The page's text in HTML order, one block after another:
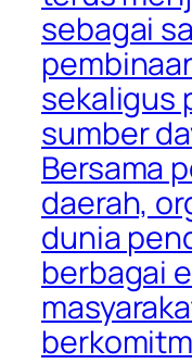
sebagai
sekaligus
sumber
Bersama
daerah,
dunia
berbagai